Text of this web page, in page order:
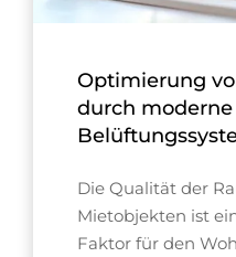
Optimierung
durch moderne
Die Qualität der
Mietobjekten ist
Faktor für den